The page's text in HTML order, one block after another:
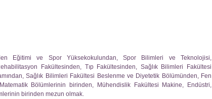
Eğitimi ve Spor Yüksekokulundan, Spor Bilimleri ve Teknolojisi,
Fakültesinden, Tıp Fakültesinden, Sağlık Bilimleri Fakültesi
Sağlık Bilimleri Fakültesi Beslenme ve Diyetetik Bölümünden, Fen
Bölümlerinin birinden, Mühendislik Fakültesi Makine, Endüstri,
birinden mezun olmak.